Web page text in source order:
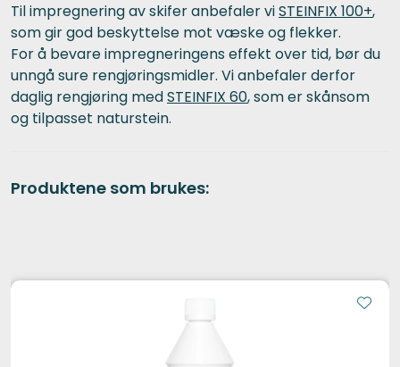
Til impregnering av skifer anbefaler viSTEINFIX 100+,
som gir god beskyttelse mot væske og flekker.
For å bevare impregneringens effekt over tid, bør du
unngå sure rengjøringsmidler. Vi anbefaler derfor
daglig rengjøring medSTEINFIX 60, som er skånsom
og tilpasset naturstein.
Produktene som brukes: